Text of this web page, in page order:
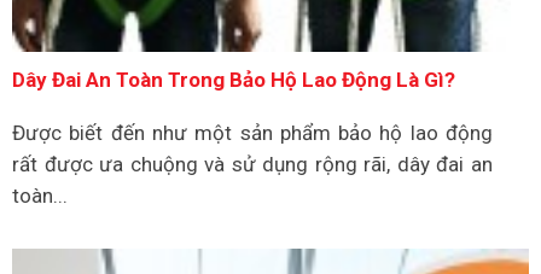
Dây Đai An Toàn Trong Bảo Hộ Lao Động Là Gì?
Được biết đến như một sản phẩm bảo hộ lao động
rất được ưa chuộng và sử dụng rộng rãi, dây đai an
toàn...